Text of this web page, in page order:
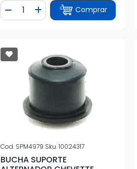
Diminuir Quantidade
Quantidade
Adicionar Quantidade
Comprar
Cod. SPM4979 Sku.10024317
BUCHA SUPORTE